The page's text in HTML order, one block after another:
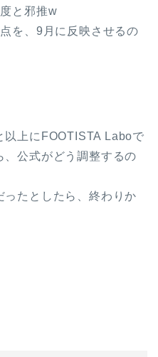
と邪推w
を、9月に反映させるの
以上にFOOTISTA Laboで
、公式がどう調整するの
ったとしたら、終わりか